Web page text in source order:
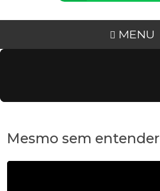
MENU
Mesmo sem entender